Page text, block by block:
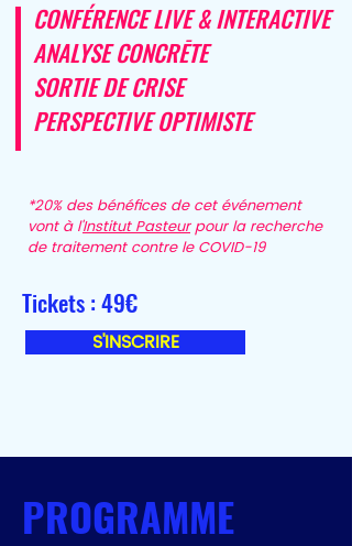
CONFÉRENCE LIVE & INTERACTIVE
ANALYSE CONCRĒTE
SORTIE DE CRISE
PERSPECTIVE OPTIMISTE
*20% des bénéfices de cet événement
vont à l'Institut Pasteurpour la recherche
de traitement contre le COVID-19
Tickets : 49€
S'INSCRIRE
PROGRAMME